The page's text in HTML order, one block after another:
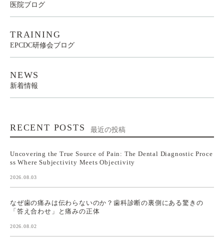
医院ブログ
TRAINING
EPCDC研修会ブログ
NEWS
新着情報
RECENT POSTS 最近の投稿
Uncovering the True Source of Pain: The Dental Diagnostic Proce
ss Where Subjectivity Meets Objectivity
2026.08.03
なぜ歯の痛みは伝わらないのか？歯科診断の裏側にある驚きの
「答え合わせ」と痛みの正体
2026.08.02